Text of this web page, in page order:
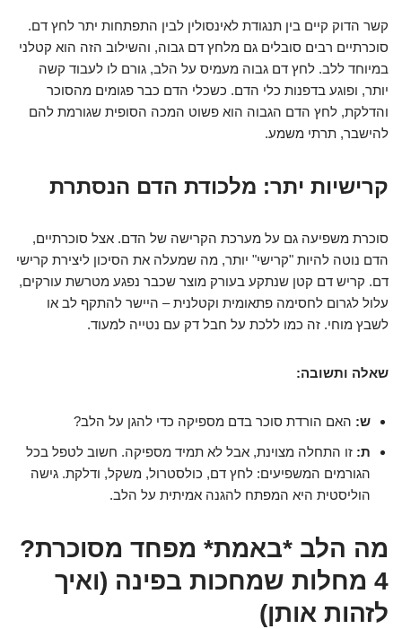
קשר הדוק קיים בין תנגודת לאינסולין לבין התפתחות יתר לחץ דם.
סוכרתיים רבים סובלים גם מלחץ דם גבוה, והשילוב הזה הוא קטלני
במיוחד ללב. לחץ דם גבוה מעמיס על הלב, גורם לו לעבוד קשה
יותר, ופוגע בדפנות כלי הדם. כשכלי הדם כבר פגומים מהסוכר
והדלקת, לחץ הדם הגבוה הוא פשוט המכה הסופית שגורמת להם
להישבר, תרתי משמע.
קרישיות יתר: מלכודת הדם הנסתרת
סוכרת משפיעה גם על מערכת הקרישה של הדם. אצל סוכרתיים,
הדם נוטה להיות "קרישי" יותר, מה שמעלה את הסיכון ליצירת קרישי
דם. קריש דם קטן שנתקע בעורק מוצר שכבר נפגע מטרשת עורקים,
עלול לגרום לחסימה פתאומית וקטלנית – היישר להתקף לב או
לשבץ מוחי. זה כמו ללכת על חבל דק עם נטייה למעוד.
שאלה ותשובה:
ש: האם הורדת סוכר בדם מספיקה כדי להגן על הלב?
ת: זו התחלה מצוינת, אבל לא תמיד מספיקה. חשוב לטפל בכל
הגורמים המשפיעים: לחץ דם, כולסטרול, משקל, ודלקת. גישה
הוליסטית היא המפתח להגנה אמיתית על הלב.
מה הלב *באמת* מפחד מסוכרת?
4 מחלות שמחכות בפינה (ואיך
לזהות אותן)